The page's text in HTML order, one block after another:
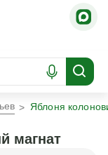
Яблоня
магнат